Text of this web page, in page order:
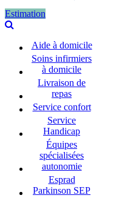
Estimation
Aide à domicile
Soins infirmiers
à domicile
Livraison de
repas
Service confort
Service
Handicap
Équipes
spécialisées
autonomie
Esprad
Parkinson SEP